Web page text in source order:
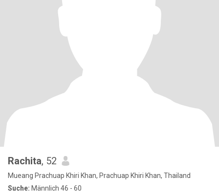
Rachita, 52
Mueang Prachuap Khiri Khan, Prachuap Khiri Khan, Thailand
Suche: Männlich 46 - 60